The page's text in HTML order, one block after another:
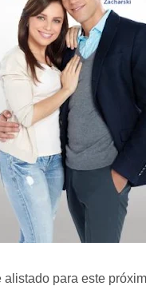
alistado para este